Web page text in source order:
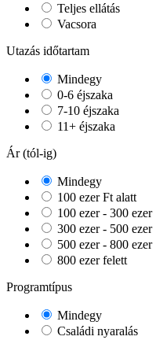
Teljes ellátás
Vacsora
Utazás időtartam
Mindegy
0-6 éjszaka
7-10 éjszaka
11+ éjszaka
Ár (tól-ig)
Mindegy
100 ezer Ft alatt
100 ezer - 300 ezer
300 ezer - 500 ezer
500 ezer - 800 ezer
800 ezer felett
Programtípus
Mindegy
Családi nyaralás